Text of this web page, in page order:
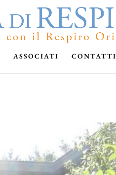
ASSOCIATI CONTATTI